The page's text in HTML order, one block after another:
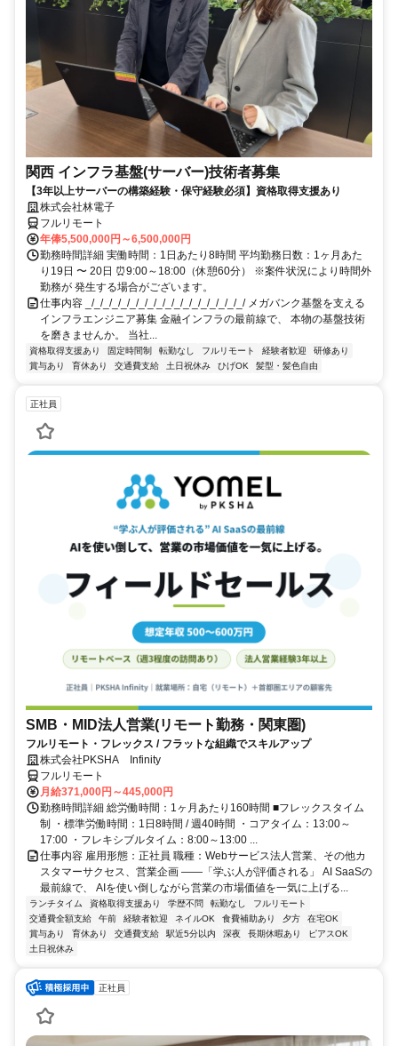
関西 インフラ基盤(サーバー)技術者募集
【3年以上サーバーの構築経験・保守経験必須】資格取得支援あり
株式会社林電子
フルリモート
年俸5,500,000円～6,500,000円
勤務時間詳細 実働時間：1日あたり8時間 平均勤務日数：1ヶ月あた
り19日 〜 20日 ⏰9:00～18:00（休憩60分） ※案件状況により時間外
勤務が 発生する場合がございます。
仕事内容 _/_/_/_/_/_/_/_/_/_/_/_/_/_/_/_/_/_/ メガバンク基盤を支える
インフラエンジニア募集 金融インフラの最前線で、 本物の基盤技術
を磨きませんか。 当社...
資格取得支援あり 固定時間制 転勤なし フルリモート 経験者歓迎
研修あり
賞与あり
育休あり 交通費支給 土日祝休み ひげOK 髪型・髪色自由
正社員
SMB・MID法人営業(リモート勤務・関東圏)
フルリモート・フレックス / フラットな組織でスキルアップ
株式会社PKSHA Infinity
フルリモート
月給371,000円～445,000円
勤務時間詳細 総労働時間：1ヶ月あたり160時間 ■フレックスタイム
制 ・標準労働時間：1日8時間 / 週40時間 ・コアタイム：13:00～
17:00 ・フレキシブルタイム：8:00～13:00 ...
仕事内容 雇用形態：正社員 職種：Webサービス法人営業、その他カ
スタマーサクセス、営業企画 ――「学ぶ人が評価される」 AI SaaSの
最前線で、 AIを使い倒しながら営業の市場価値を一気に上げる...
ランチタイム 資格取得支援あり 学歴不問 転勤なし
フルリモート
交通費全額支給
午前 経験者歓迎 ネイルOK 食費補助あり 夕方
在宅OK
賞与あり
育休あり 交通費支給 駅近5分以内 深夜 長期休暇あり
ピアスOK
土日祝休み
正社員